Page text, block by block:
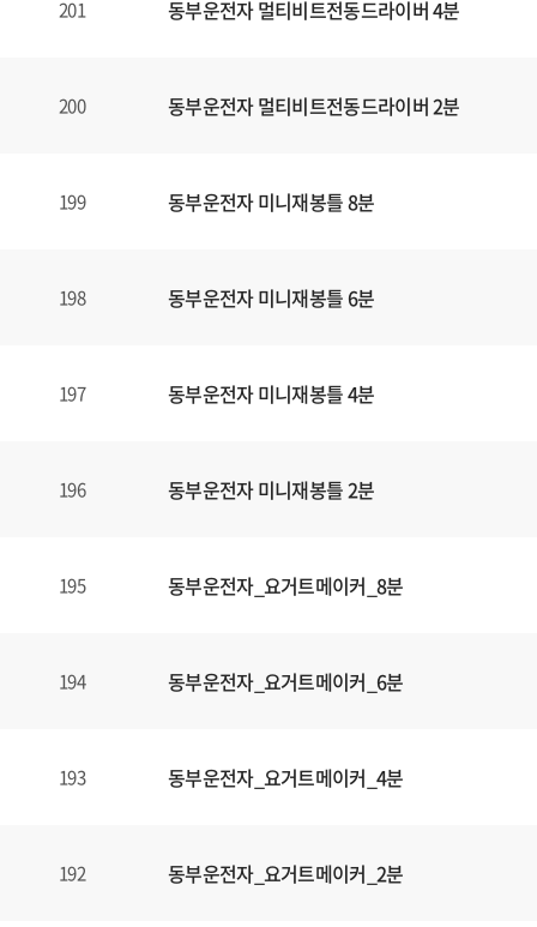
201 동부운전자 멀티비트전동드라이버 4분
200 동부운전자 멀티비트전동드라이버 2분
199 동부운전자 미니재봉틀 8분
198 동부운전자 미니재봉틀 6분
197 동부운전자 미니재봉틀 4분
196 동부운전자 미니재봉틀 2분
195 동부운전자_요거트메이커_8분
194 동부운전자_요거트메이커_6분
193 동부운전자_요거트메이커_4분
192 동부운전자_요거트메이커_2분